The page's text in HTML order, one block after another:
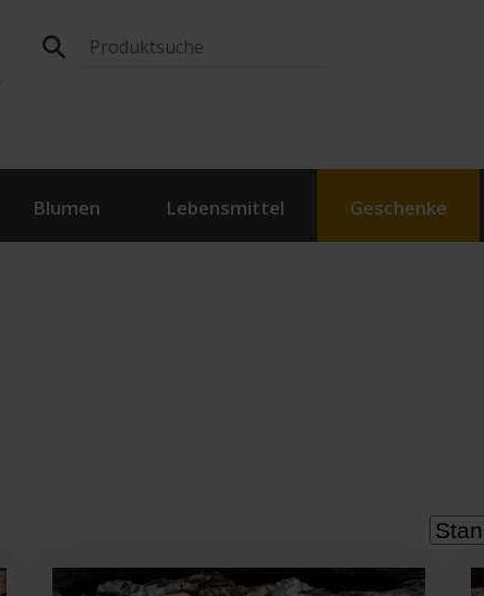
Blumen Lebensmittel Geschenke